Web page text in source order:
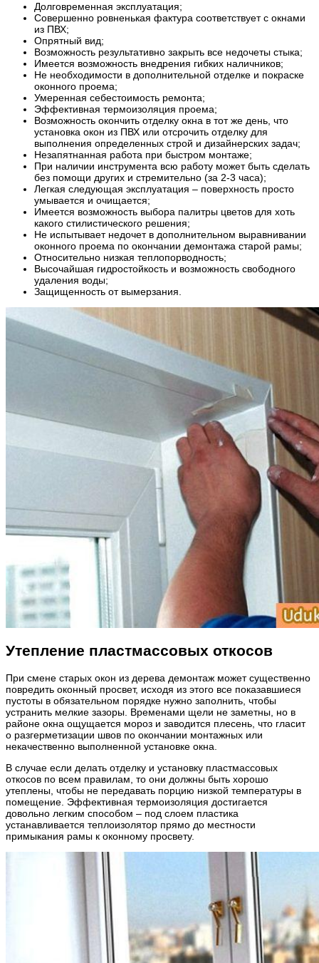
Долговременная эксплуатация;
Совершенно ровненькая фактура соответствует с окнами
из ПВХ;
Опрятный вид;
Возможность результативно закрыть все недочеты стыка;
Имеется возможность внедрения гибких наличников;
Не необходимости в дополнительной отделке и покраске
оконного проема;
Умеренная себестоимость ремонта;
Эффективная термоизоляция проема;
Возможность окончить отделку окна в тот же день, что
установка окон из ПВХ или отсрочить отделку для
выполнения определенных строй и дизайнерских задач;
Незапятнанная работа при быстром монтаже;
При наличии инструмента всю работу может быть сделать
без помощи других и стремительно (за 2-3 часа);
Легкая следующая эксплуатация – поверхность просто
умывается и очищается;
Имеется возможность выбора палитры цветов для хоть
какого стилистического решения;
Не испытывает недочет в дополнительном выравнивании
оконного проема по окончании демонтажа старой рамы;
Относительно низкая теплопорводность;
Высочайшая гидростойкость и возможность свободного
удаления воды;
Защищенность от вымерзания.
Утепление пластмассовых откосов
При смене старых окон из дерева демонтаж может существенно
повредить оконный просвет, исходя из этого все показавшиеся
пустоты в обязательном порядке нужно заполнить, чтобы
устранить мелкие зазоры. Временами щели не заметны, но в
районе окна ощущается мороз и заводится плесень, что гласит
о разгерметизации швов по окончании монтажных или
некачественно выполненной установке окна.
В случае если делать отделку и установку пластмассовых
откосов по всем правилам, то они должны быть хорошо
утеплены, чтобы не передавать порцию низкой температуры в
помещение. Эффективная термоизоляция достигается
довольно легким способом – под слоем пластика
устанавливается теплоизолятор прямо до местности
примыкания рамы к оконному просвету.